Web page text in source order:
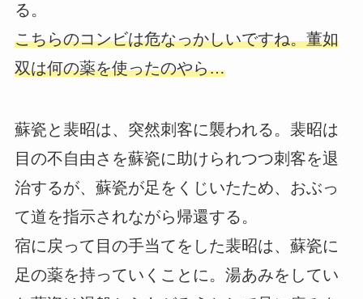
る。
こちらのコンビは危なっかしいですね。董如
双は何の薬を使ったのやら…
蘇瓷と裴昭は、突然刺客に襲われる。裴昭は
目の不自由さを蘇瓷に助けられつつ刺客を退
治するが、蘇瓷が足をくじいたため、おぶっ
て道を指示されながら帰還する。
宿に戻って目の手当てをした裴昭は、蘇瓷に
足の薬を持っていくことに。湯あみをしてい